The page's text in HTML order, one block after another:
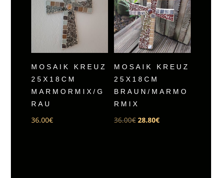
MOSAIK KREUZ
25X18CM
MARMORMIX/G
RAU
36.00€
MOSAIK KREUZ
25X18CM
BRAUN/MARMO
RMIX
36.00€Ursprünglicher
28.80€Aktueller